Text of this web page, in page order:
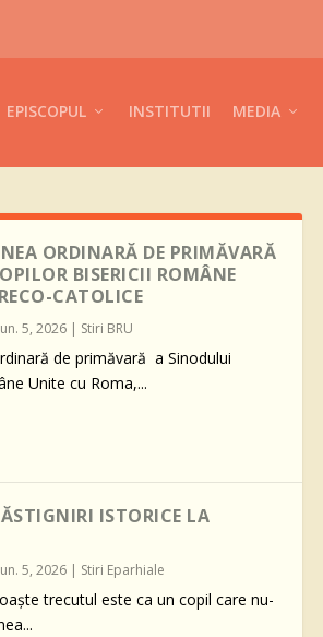
EPISCOPUL INSTITUTII MEDIA
ORDINARĂ DE PRIMĂVARĂ
BISERICII ROMÂNE
CATOLICE
5, 2026| Stiri BRU
de primăvară a Sinodului
Unite cu Roma,...
ISTORICE LA
5, 2026| Stiri Eparhiale
trecutul este ca un copil care nu-